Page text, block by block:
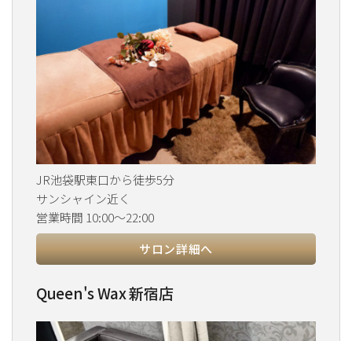
JR池袋駅東口から徒歩5分
サンシャイン近く
営業時間 10:00～22:00
サロン詳細へ
Queen's Wax 新宿店